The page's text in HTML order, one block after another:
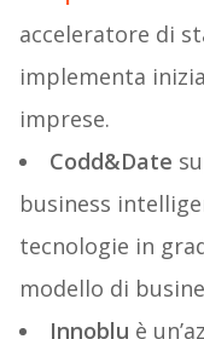
acceleratore di
implementa
imprese.
Codd&Date
business
tecnologie in
modello di
Innoblu è